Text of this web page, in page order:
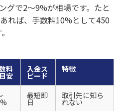
グで2〜9%が相場です。たと
れば、手数料10%として450
料
安
入金ス
ピード
特徴
最短即
日
取引先に知ら
れない